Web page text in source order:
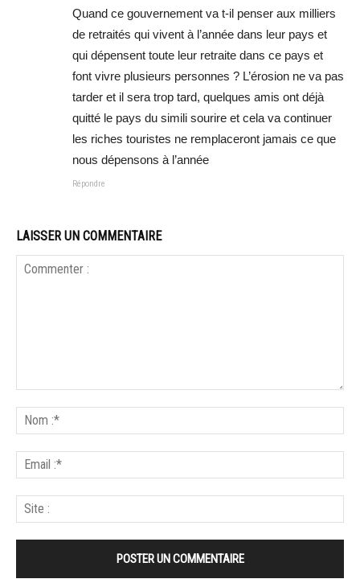
Quand ce gouvernement va t-il penser aux milliers
de retraités qui vivent à l’année dans leur pays et
qui dépensent toute leur retraite dans ce pays et
font vivre plusieurs personnes ? L’érosion ne va pas
tarder et il sera trop tard, quelques amis ont déjà
quitté le pays du simili sourire et cela va continuer
les riches touristes ne remplaceront jamais ce que
nous dépensons à l’année
Répondre
LAISSER UN COMMENTAIRE